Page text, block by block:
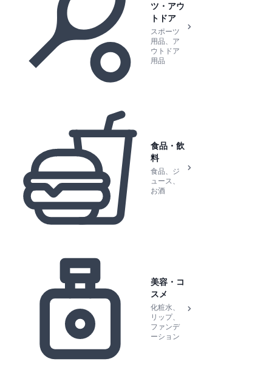
ツ・アウ
トドア
スポーツ
用品、ア
ウトドア
用品
食品・飲
料
食品、ジ
ュース、
お酒
美容・コ
スメ
化粧水、
リップ、
ファンデ
ーション